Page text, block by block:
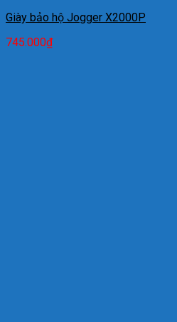
Giày bảo hộ Jogger X2000P
745.000₫